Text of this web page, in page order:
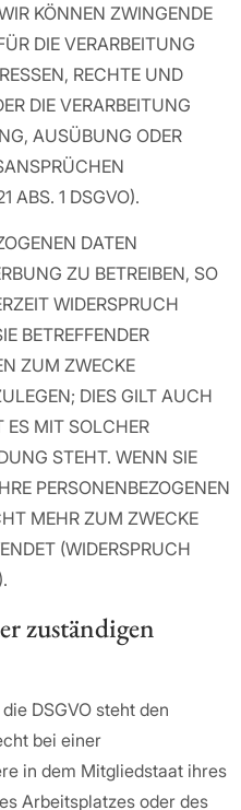
KÖNNEN ZWINGENDE
DIE VERARBEITUNG
RECHTE UND
DIE VERARBEITUNG
AUSÜBUNG ODER
ABS. 1 DSGVO).
DATEN
ZU BETREIBEN, SO
WIDERSPRUCH
BETREFFENDER
ZUM ZWECKE
DIES GILT AUCH
ES MIT SOLCHER
STEHT. WENN SIE
PERSONENBEZOGENEN
MEHR ZUM ZWECKE
(WIDERSPRUCH
zuständigen
DSGVO steht den
bei einer
in dem Mitgliedstaat ihres
Arbeitsplatzes oder des